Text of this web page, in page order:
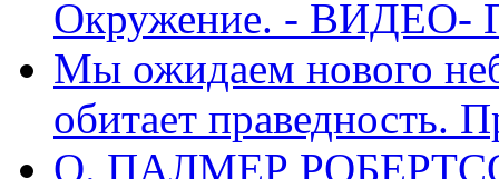
Окружение. - ВИДЕО-
Мы ожидаем нового
обитает праведность.
О. ПАЛМЕР